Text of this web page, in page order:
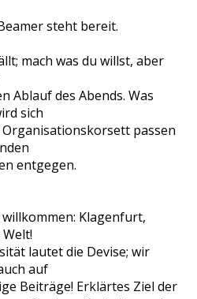
steht bereit.
mach was du willst, aber
Ablauf des Abends. Was
sich
passen
entgegen.
Klagenfurt,
lautet die Devise; wir
auf
Beiträge! Erklärtes Ziel der